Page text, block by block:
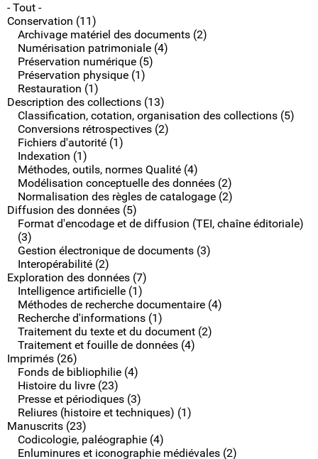
- Tout -
Conservation (11)
Archivage matériel des documents (2)
Numérisation patrimoniale (4)
Préservation numérique (5)
Préservation physique (1)
Restauration (1)
Description des collections (13)
Classification, cotation, organisation des collections (5)
Conversions rétrospectives (2)
Fichiers d'autorité (1)
Indexation (1)
Méthodes, outils, normes Qualité (4)
Modélisation conceptuelle des données (2)
Normalisation des règles de catalogage (2)
Diffusion des données (5)
Format d'encodage et de diffusion (TEI, chaîne éditoriale)
(3)
Gestion électronique de documents (3)
Interopérabilité (2)
Exploration des données (7)
Intelligence artificielle (1)
Méthodes de recherche documentaire (4)
Recherche d'informations (1)
Traitement du texte et du document (2)
Traitement et fouille de données (4)
Imprimés (26)
Fonds de bibliophilie (4)
Histoire du livre (23)
Presse et périodiques (3)
Reliures (histoire et techniques) (1)
Manuscrits (23)
Codicologie, paléographie (4)
Enluminures et iconographie médiévales (2)